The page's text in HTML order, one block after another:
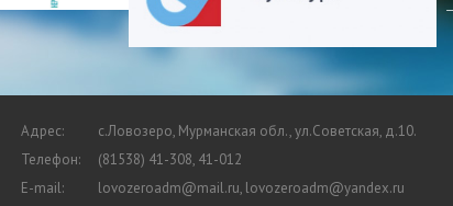
Адрес:
с.Ловозеро, Мурманская обл., ул.Советская, д.10.
Телефон:
(81538) 41-308, 41-012
E-mail:
lovozeroadm@mail.ru, lovozeroadm@yandex.ru